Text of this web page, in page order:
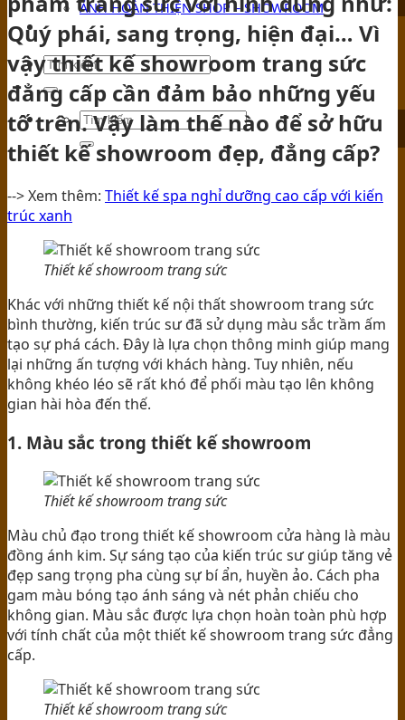
ẢNH HOÀN THIỆN SHOP – SHOWROOM
TIN TỨC
Quý phái, sang trọng, hiện đại… Vì
vậy thiết kế showroom trang sức
đẳng cấp cần đảm bảo những yếu
tố trên. Vậy làm thế nào để sở hữu
thiết kế showroom đẹp, đẳng cấp?
--> Xem thêm: Thiết kế spa nghỉ dưỡng cao cấp với kiến
trúc xanh
Thiết kế showroom trang sức
Khác với những thiết kế nội thất showroom trang sức
bình thường, kiến trúc sư đã sử dụng màu sắc trầm ấm
tạo sự phá cách. Đây là lựa chọn thông minh giúp mang
lại những ấn tượng với khách hàng. Tuy nhiên, nếu
không khéo léo sẽ rất khó để phối màu tạo lên không
gian hài hòa đến thế.
1. Màu sắc trong thiết kế showroom
Thiết kế showroom trang sức
Màu chủ đạo trong thiết kế showroom cửa hàng là màu
đồng ánh kim. Sự sáng tạo của kiến trúc sư giúp tăng vẻ
đẹp sang trọng pha cùng sự bí ẩn, huyền ảo. Cách pha
gam màu bóng tạo ánh sáng và nét phản chiếu cho
không gian. Màu sắc được lựa chọn hoàn toàn phù hợp
với tính chất của một thiết kế showroom trang sức đẳng
cấp.
Thiết kế showroom trang sức